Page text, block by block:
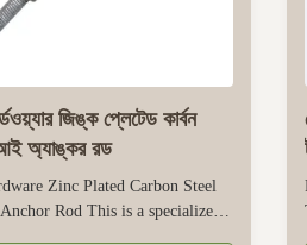
জিঙ্ক প্লেটেড কার্বন
অ্যাঙ্কর রড
Zinc Plated Carbon Steel
Rod This is a specialized